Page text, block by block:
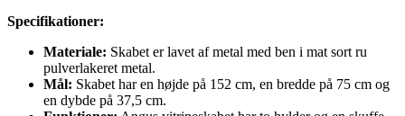
Specifikationer:
Materiale: Skabet er lavet af metal med ben i mat sort ru
pulverlakeret metal.
Mål: Skabet har en højde på 152 cm, en bredde på 75 cm og
en dybde på 37,5 cm.